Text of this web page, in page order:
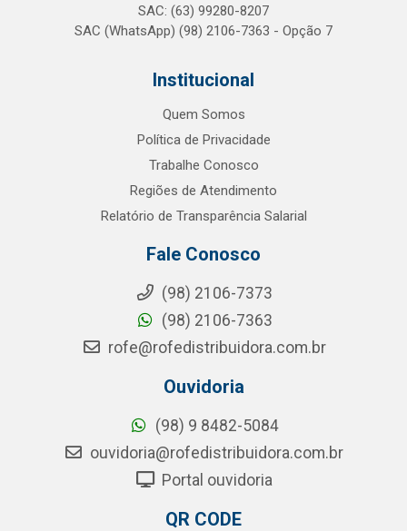
SAC: (63) 99280-8207
SAC (WhatsApp) (98) 2106-7363 - Opção 7
Institucional
Quem Somos
Política de Privacidade
Trabalhe Conosco
Regiões de Atendimento
Relatório de Transparência Salarial
Fale Conosco
(98) 2106-7373
(98) 2106-7363
rofe@rofedistribuidora.com.br
Ouvidoria
(98) 9 8482-5084
ouvidoria@rofedistribuidora.com.br
Portal ouvidoria
QR CODE